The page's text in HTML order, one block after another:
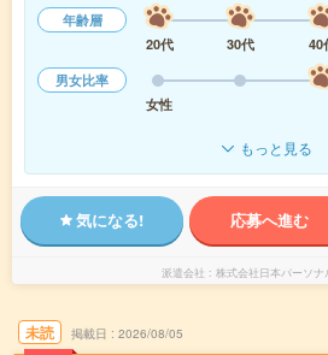
年齢層
20代
30代 40
男女比率
女性
もっと見る
気になる! 応募へ進む
派遣会社 株式会社日本パーソナ
未読 掲載日 2026/08/05